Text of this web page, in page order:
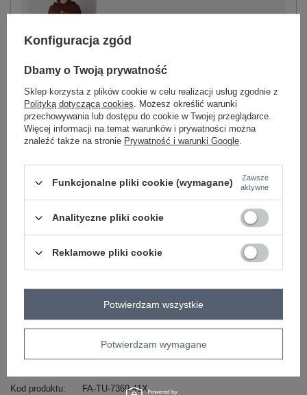
beżowy
Zobacz wszystkie kolory (+1)
Masz pytanie? Chętnie pomożemy.
+48 601 547 740 Zadaj pytanie
Kod produktu
FA-TU-7369.41X
Konfiguracja zgód
Dbamy o Twoją prywatność
Sklep korzysta z plików cookie w celu realizacji usług zgodnie z
Polityką dotyczącą cookies. Możesz określić warunki
przechowywania lub dostępu do cookie w Twojej przeglądarce.
Więcej informacji na temat warunków i prywatności można
znaleźć także na stronie Prywatność i warunki Google.
Funkcjonalne pliki cookie (wymagane)
Zawsze
aktywne
Analityczne pliki cookie
Reklamowe pliki cookie
Potwierdzam wymagane
Potwierdzam wszystkie